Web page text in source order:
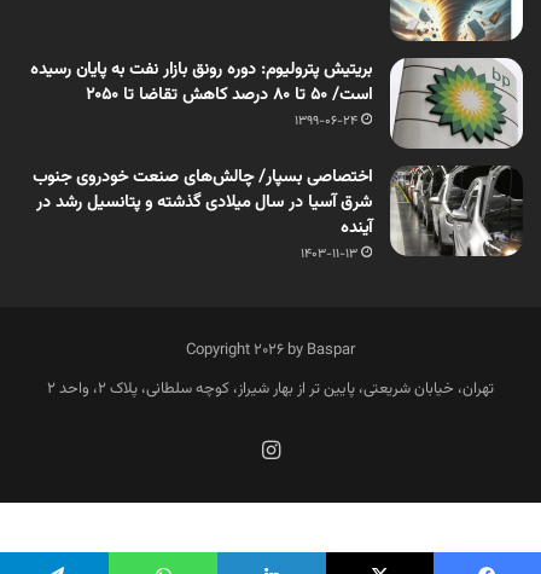
بریتیش پترولیوم: دوره رونق بازار نفت به پایان رسیده
است/ 50 تا 80 درصد کاهش تقاضا تا 2050
1399-06-24
اختصاصی بسپار/ چالش‌های صنعت خودروی جنوب
شرق آسیا در سال میلادی گذشته و پتانسیل رشد در
آینده
1403-11-13
Copyright 2026 by Baspar
تهران، خیابان شریعتی، پایین تر از بهار شیراز، کوچه سلطانی، پلاک 2، واحد 2